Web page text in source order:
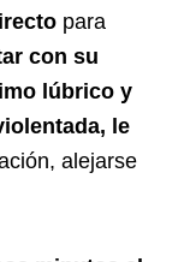
para
con su
lúbrico y
le
alejarse